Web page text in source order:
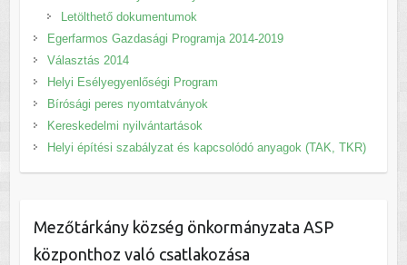
Letölthető dokumentumok
Egerfarmos Gazdasági Programja 2014-2019
Választás 2014
Helyi Esélyegyenlőségi Program
Bírósági peres nyomtatványok
Kereskedelmi nyilvántartások
Helyi építési szabályzat és kapcsolódó anyagok (TAK, TKR)
Mezőtárkány község önkormányzata ASP
központhoz való csatlakozása